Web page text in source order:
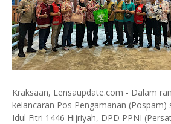
Kraksaan, Lensaupdate.com - Dalam
kelancaran Pos Pengamanan (Pospam)
Idul Fitri 1446 Hijriyah, DPD PPNI